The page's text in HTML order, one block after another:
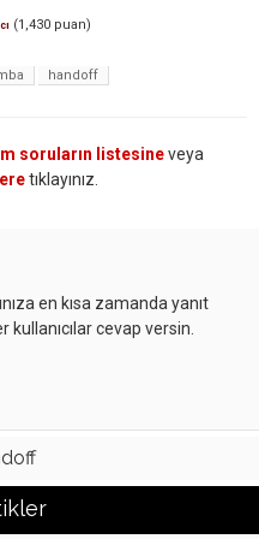
(1,430 puan)
handoff
soruların listesineveya
tıklayınız.
en kısa zamanda yanıt
cevap versin.